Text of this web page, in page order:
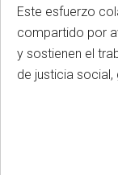
Este esfuerzo
compartido por
y sostienen el
de justicia